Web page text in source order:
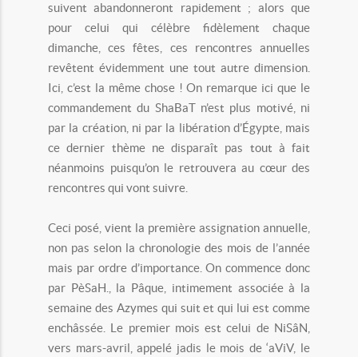
suivent abandonneront rapidement ; alors que
pour celui qui célèbre fidèlement chaque
dimanche, ces fêtes, ces rencontres annuelles
revêtent évidemment une tout autre dimension.
Ici, c’est la même chose ! On remarque ici que le
commandement du ShaBaT n’est plus motivé, ni
par la création, ni par la libération d’Égypte, mais
ce dernier thème ne disparaît pas tout à fait
néanmoins puisqu’on le retrouvera au cœur des
rencontres qui vont suivre.
Ceci posé, vient la première assignation annuelle,
non pas selon la chronologie des mois de l’année
mais par ordre d’importance. On commence donc
par PèSaH., la Pâque, intimement associée à la
semaine des Azymes qui suit et qui lui est comme
enchâssée. Le premier mois est celui de NiSâN,
vers mars-avril, appelé jadis le mois de ‘aViV, le